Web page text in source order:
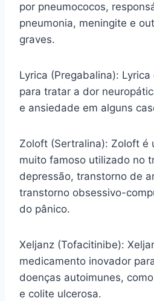
por pneumococos,
pneumonia, meningite e
graves.
Lyrica (Pregabalina):
para tratar a dor
e ansiedade em alguns
Zoloft (Sertralina): Zoloft é
muito famoso utilizado no
depressão, transtorno de
transtorno obsessivo-
do pânico.
Xeljanz (Tofacitinibe):
medicamento inovador
doenças autoimunes,
e colite ulcerosa.